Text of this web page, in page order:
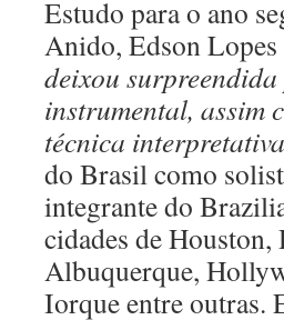
Estudo para o ano
Anido, Edson Lopes
deixou
instrumental, assim
técnica
do Brasil como
integrante do
cidades de
Albuquerque,
Iorque entre outras.